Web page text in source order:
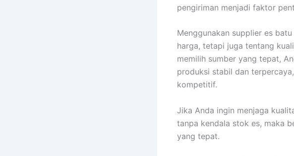
pengiriman menjadi faktor
Menggunakan supplier es
harga, tetapi juga tentang
memilih sumber yang tepat,
produksi stabil dan
kompetitif.
Jika Anda ingin menjaga
tanpa kendala stok es, maka
yang tepat.